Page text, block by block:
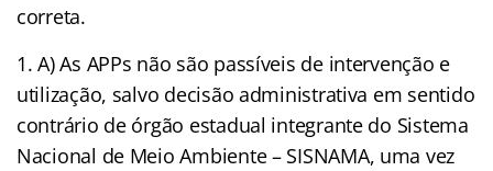
correta.
A) As APPs não são passíveis de intervenção e
utilização, salvo decisão administrativa em sentido
contrário de órgão estadual integrante do Sistema
Nacional de Meio Ambiente – SISNAMA, uma vez